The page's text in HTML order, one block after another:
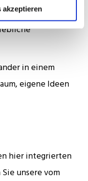
akzeptieren
in einem
eigene Ideen
hier integrierten
unsere vom